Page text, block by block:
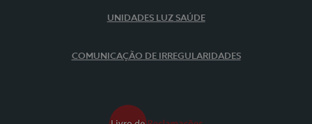
UNIDADES LUZ SAÚDE
COMUNICAÇÃO DE IRREGULARIDADES